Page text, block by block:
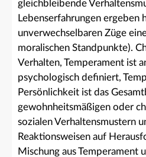
gleichbleibende
Lebenserfahrungen ergeben
unverwechselbaren Züge
moralischen Standpunkte).
Verhalten, Temperament ist
psychologisch definiert,
Persönlichkeit ist das
gewohnheitsmäßigen oder
sozialen Verhaltensmustern
Reaktionsweisen auf
Mischung aus Temperament